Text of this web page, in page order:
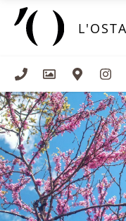
Panneau de gestion